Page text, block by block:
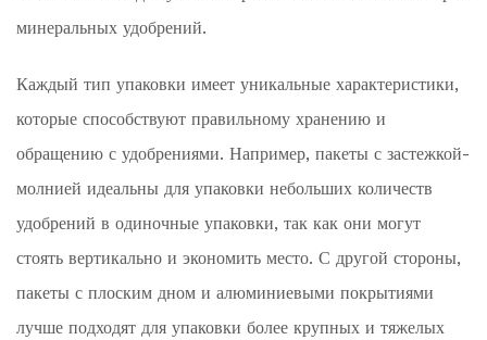
минеральных удобрений.
Каждый тип упаковки имеет уникальные характеристики,
которые способствуют правильному хранению и
обращению с удобрениями. Например, пакеты с застежкой-
молнией идеальны для упаковки небольших количеств
удобрений в одиночные упаковки, так как они могут
стоять вертикально и экономить место. С другой стороны,
пакеты с плоским дном и алюминиевыми покрытиями
лучше подходят для упаковки более крупных и тяжелых